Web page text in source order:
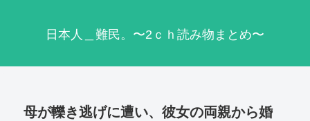
日本人＿難民。〜2ｃｈ読み物まとめ〜
母が轢き逃げに遭い、彼女の両親から婚